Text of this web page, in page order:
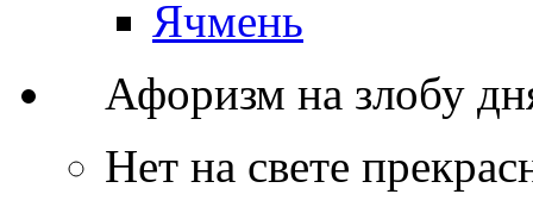
Ячмень
Афоризм на злобу
Нет на свете